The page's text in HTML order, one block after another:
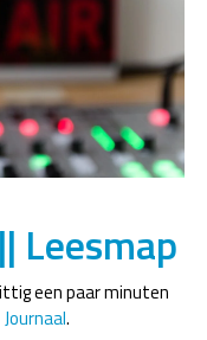
Leesmap
een paar minuten
.